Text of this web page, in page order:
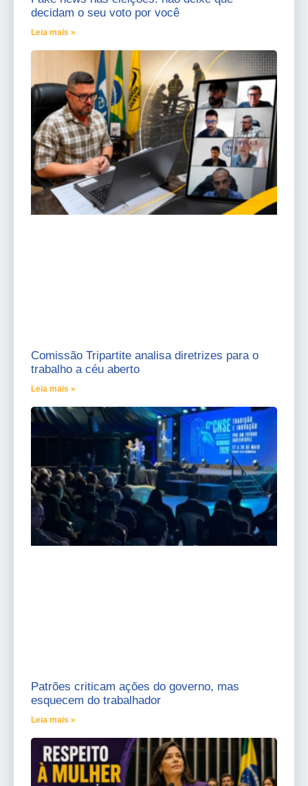
decidam o seu voto por você
Leia mais »
Comissão Tripartite analisa diretrizes para o
trabalho a céu aberto
Leia mais »
Patrões criticam ações do governo, mas
esquecem do trabalhador
Leia mais »